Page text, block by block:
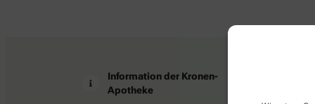
Information der Kronen-
Apotheke